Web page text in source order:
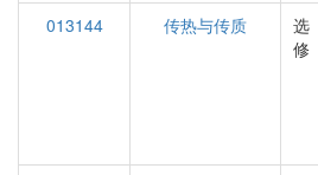
013144
传热与传质
选
修